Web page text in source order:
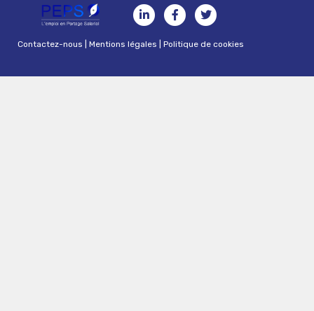
Contactez-nous |Mentions légales |Politique de cookies